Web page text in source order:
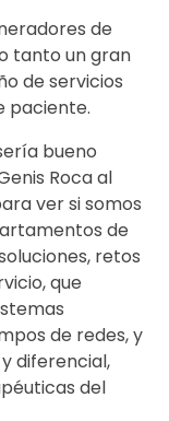
de
tanto un gran
de servicios
paciente.
bueno
Roca al
ver si somos
de
retos
que
de redes, y
diferencial,
del